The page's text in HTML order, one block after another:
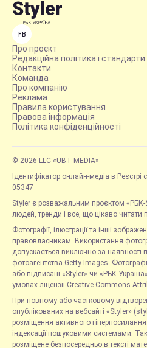
FB
Про проєкт
Редакційна політика і стандарти
Контакти
Команда
Про компанію
Реклама
Правила користування
Правова інформація
Політика конфіденційності
© 2026 LLC «UBT MEDIA»
Ідентифікатор онлайн-медіа в Реєстрі
05347
Styler є розважальним проєктом «РБК-
людей, тренди і все, що цікаво читати
Фотографії, ілюстрації та інші
правовласникам. Використання
допускається виключно за наявності
фотоагентства Getty Images.
або підписані «Styler» чи «РБК-
умовах ліцензії Creative Commons
При повному або частковому
опублікованих на вебсайті «Styler»
розміщення активного
індексації пошуковими системами.
розміщене безпосередньо в тексті